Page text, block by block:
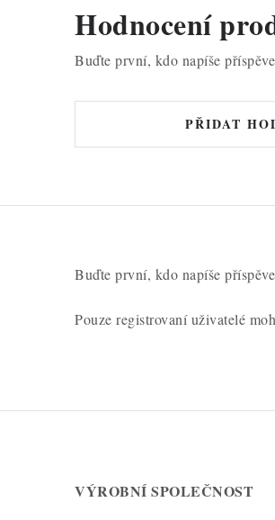
Hodnocení
Buďte první, kdo napíše
PŘIDAT
Buďte první, kdo napíše
Pouze registrovaní uživatelé
VÝROBNÍ SPOLEČNOST